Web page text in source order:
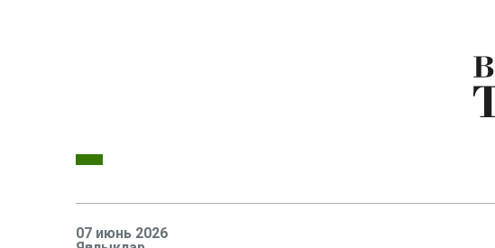
07 июнь 2026